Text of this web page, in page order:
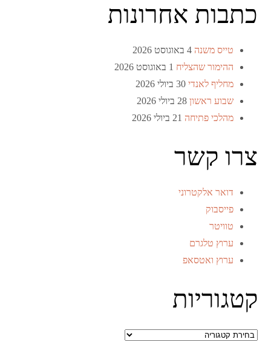
כתבות אחרונות
טייס משנה 4 באוגוסט 2026
ההימור שהצליח 1 באוגוסט 2026
מחליף לאנדי 30 ביולי 2026
שבוע ראשון 28 ביולי 2026
מהלכי פתיחה 21 ביולי 2026
צרו קשר
דואר אלקטרוני
פייסבוק
טוויטר
ערוץ טלגרם
ערוץ ואטסאפ
קטגוריות
קטגוריות